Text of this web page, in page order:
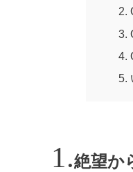
絶望か